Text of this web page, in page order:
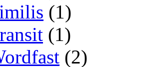
(1)
(1)
(2)